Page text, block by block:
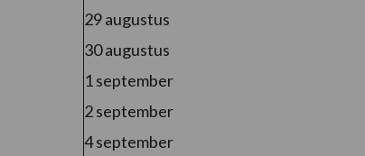
29 augustus
30 augustus
1 september
2 september
4 september